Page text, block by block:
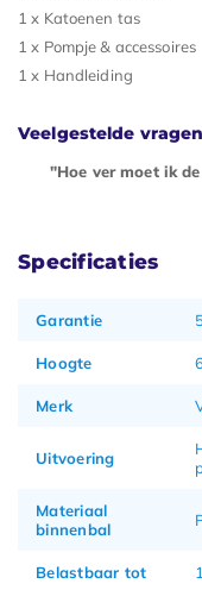
1 x Katoenen tas
1 x Pompje & accessoires
1 x Handleiding
Veelgestelde vragen
"Hoe ver moet ik
Specificaties
Garantie
Hoogte
Merk
Uitvoering
Materiaal
binnenbal
Belastbaar tot